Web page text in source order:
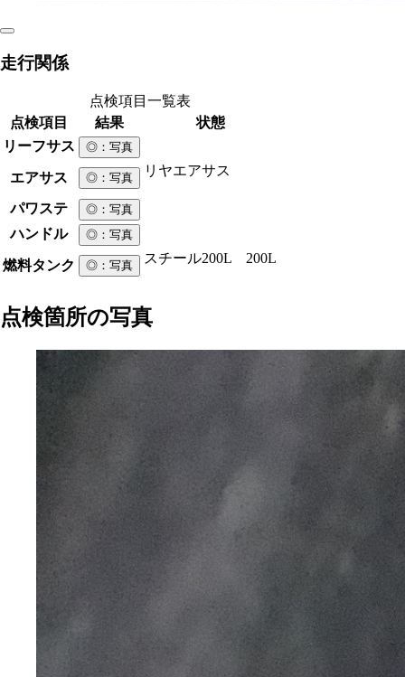
走行関係
点検項目一覧表
点検項目
結果
状態
リーフサス
◎ ：写真
エアサス ◎ ：写真 リヤエアサス
パワステ ◎ ：写真
ハンドル ◎ ：写真
燃料タンク ◎ ：写真 スチール200L 200L
点検箇所の写真